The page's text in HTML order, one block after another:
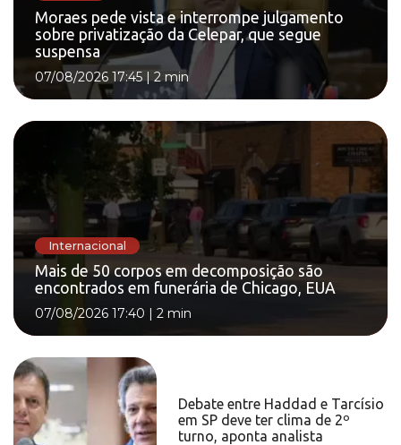
Moraes pede vista e interrompe julgamento
sobre privatização da Celepar, que segue
suspensa
07/08/2026 17:45|2 min
Internacional
Mais de 50 corpos em decomposição são
encontrados em funerária de Chicago, EUA
07/08/2026 17:40 | 2 min
Debate entre Haddad e Tarcísio
em SP deve ter clima de 2º
turno, aponta analista